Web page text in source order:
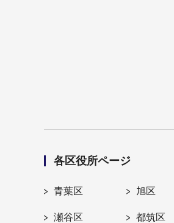
各区役所ページ
青葉区 旭区
瀬谷区 都筑区